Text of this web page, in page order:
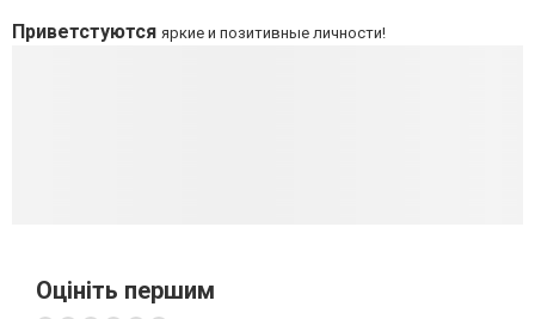
Приветстуются яркие и позитивные личности!
Оцініть першим